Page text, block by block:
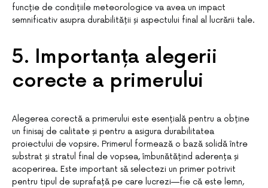
funcție de condițiile meteorologice va avea un impact
semnificativ asupra durabilității și aspectului final al lucrării tale.
5. Importanța alegerii
corecte a primerului
Alegerea corectă a primerului este esențială pentru a obține
un finisaj de calitate și pentru a asigura durabilitatea
proiectului de vopsire. Primerul formează o bază solidă între
substrat și stratul final de vopsea, îmbunătățind aderența și
acoperirea. Este important să selectezi un primer potrivit
pentru tipul de suprafață pe care lucrezi—fie că este lemn,